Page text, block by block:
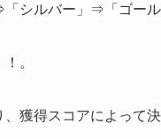
シルバー」⇒「ゴール
。
獲得スコアによって決